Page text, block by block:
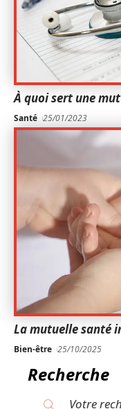
À quoi sert une
Santé 25/01/2023
La mutuelle santé
Bien-être 25/10/2025
Recherche